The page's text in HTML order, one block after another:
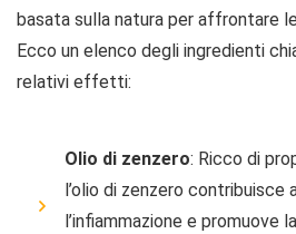
basata sulla natura per affrontare
Ecco un elenco degli ingredienti
relativi effetti:
Olio di zenzero: Ricco di
l’olio di zenzero contribuisce
l’infiammazione e promuove